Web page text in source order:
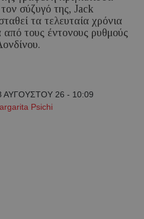
σύζυγό της, Jack
τα τελευταία χρόνια
τους έντονους ρυθμούς
ΑΥΓΟΥΣΤΟΥ 26 - 10:09
Psichi